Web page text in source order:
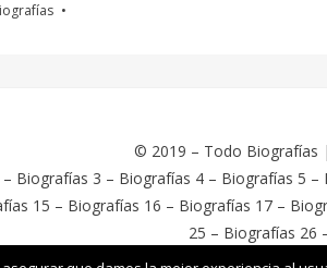
© 2019 – Todo Biografías
– Biografías 3 – Biografías 4 – Biografías 5 –
15 – Biografías 16 – Biografías 17 –
25 – Biografías 26
⋅Con tecnología de WordPress